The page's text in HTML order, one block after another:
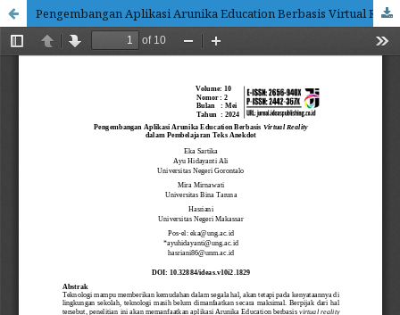
Pengembangan Aplikasi Arunika Education Berbasis Virtual Reality dalam Pembelajaran Teks Anekdot